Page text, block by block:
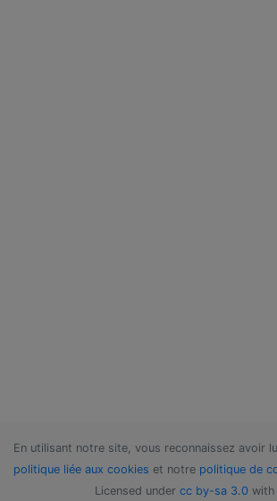
En utilisant notre site, vous reconnaissez avoir
politique liée aux cookies et notre politique de
Licensed under cc by-sa 3.0 with